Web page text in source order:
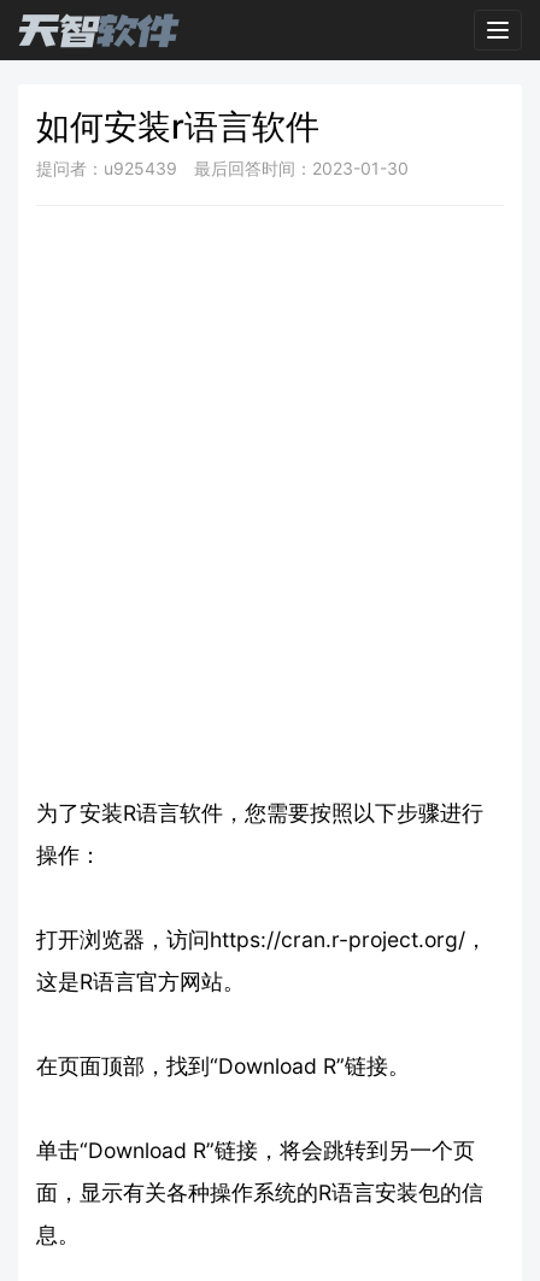
如何安装r语言软件
提问者：u925439 最后回答时间：2023-01-30
为了安装R语言软件，您需要按照以下步骤进行
操作：
打开浏览器，访问https://cran.r-project.org/，
这是R语言官方网站。
在页面顶部，找到“Download R”链接。
单击“Download R”链接，将会跳转到另一个页
面，显示有关各种操作系统的R语言安装包的信
息。